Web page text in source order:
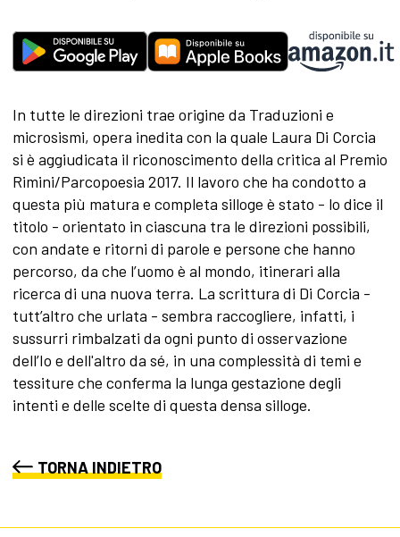
In tutte le direzioni trae origine da Traduzioni e
microsismi, opera inedita con la quale Laura Di Corcia
si è aggiudicata il riconoscimento della critica al Premio
Rimini/Parcopoesia 2017. Il lavoro che ha condotto a
questa più matura e completa silloge è stato - lo dice il
titolo - orientato in ciascuna tra le direzioni possibili,
con andate e ritorni di parole e persone che hanno
percorso, da che l’uomo è al mondo, itinerari alla
ricerca di una nuova terra. La scrittura di Di Corcia -
tutt’altro che urlata - sembra raccogliere, infatti, i
sussurri rimbalzati da ogni punto di osservazione
dell’Io e dell'altro da sé, in una complessità di temi e
tessiture che conferma la lunga gestazione degli
intenti e delle scelte di questa densa silloge.
TORNA INDIETRO